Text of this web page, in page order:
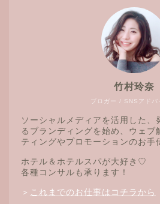
ブロガー / SNSアドバ
竹村玲奈
ソーシャルメディアを活用した、
るブランディングを始め、ウェブ
ティングやプロモーションのお手
ホテル＆ホテルスパが大好き♡
各種コンサルも承ります！
＞ これまでのお仕事はコチラから